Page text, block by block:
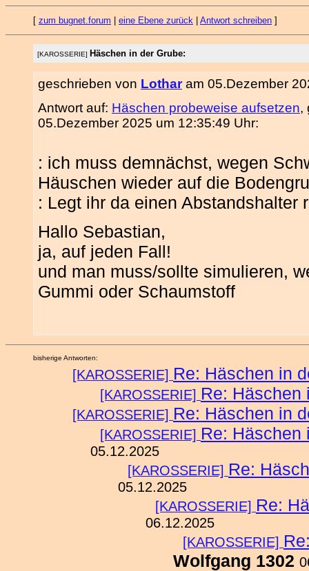
[ zum bugnet.forum eine Ebene zurück Antwort schreiben ]
[KAROSSERIE] Häschen in der Grube:
geschrieben von Lotharam 05.Dezember
Antwort auf: Häschen probeweise aufsetzen,
05.Dezember 2025 um 12:35:49 Uhr:
: ich muss demnächst, wegen
Häuschen wieder auf die
: Legt ihr da einen Abstandshalter
Hallo Sebastian,
ja, auf jeden Fall!
und man muss/sollte simulieren,
Gummi oder Schaumstoff
bisherige Antworten:
[KAROSSERIE] Re: Häschen in
[KAROSSERIE] Re: Häschen
[KAROSSERIE] Re: Häschen in
[KAROSSERIE] Re: Häschen
05.12.2025
[KAROSSERIE] Re:
05.12.2025
[KAROSSERIE] Re:
06.12.2025
[KAROSSERIE]
Wolfgang 1302